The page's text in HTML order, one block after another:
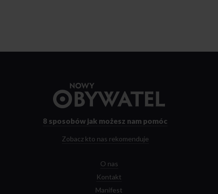
strony
8 sposobów jak możesz nam pomóc
Zobacz kto nas rekomenduje
O nas
Kontakt
Manifest